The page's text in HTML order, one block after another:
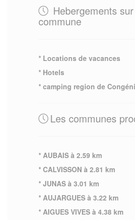
Hebergements
commune
* Locations de vacances
* Hotels
* camping region de
Les communes
* AUBAIS à 2.59 km
* CALVISSON à 2.81 km
* JUNAS à 3.01 km
* AUJARGUES à 3.22 km
* AIGUES VIVES à 4.38 km